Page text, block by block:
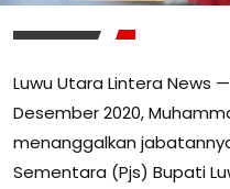
Luwu Utara Lintera News
Desember 2020,
menanggalkan
Sementara (Pjs) Bupati